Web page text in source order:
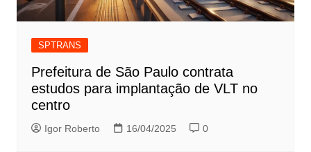
SPTRANS
Prefeitura de São Paulo contrata
estudos para implantação de VLT no
centro
Igor Roberto 16/04/2025 0